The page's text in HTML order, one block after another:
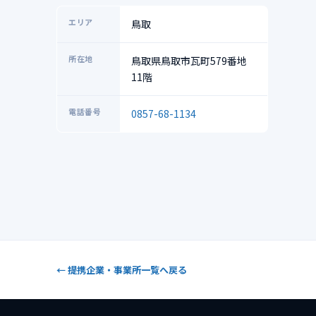
エリア 鳥取
所在地
鳥取県鳥取市瓦町579番地
11階
電話番号 0857-68-1134
← 提携企業・事業所一覧へ戻る